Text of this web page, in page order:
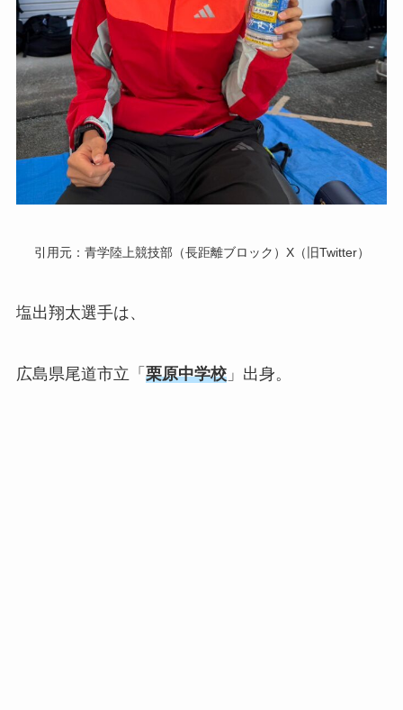
引用元：青学陸上競技部（長距離ブロック）X（旧Twitter）
塩出翔太選手は、
広島県尾道市立「 栗原中学校」出身。